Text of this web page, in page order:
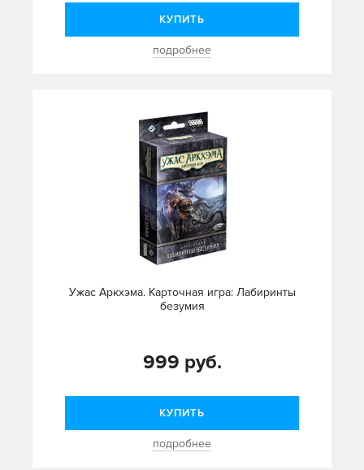
КУПИТЬ
подробнее
Ужас Аркхэма. Карточная игра: Лабиринты
безумия
999 руб.
КУПИТЬ
подробнее